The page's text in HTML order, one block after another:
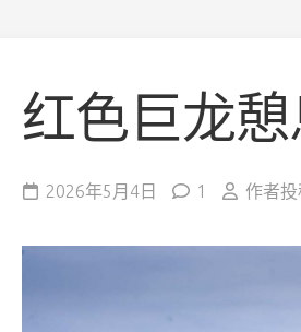
红色巨龙
2026年5月4日 1 作者投